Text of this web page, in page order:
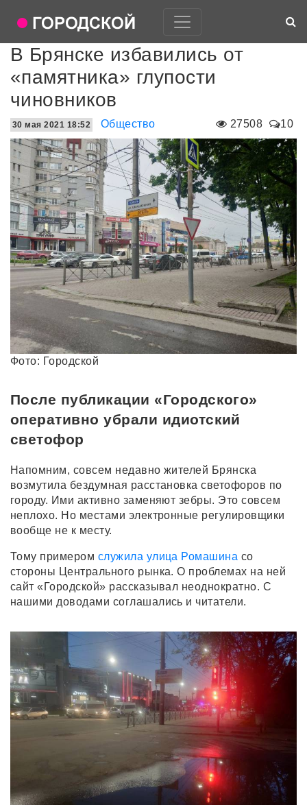
В Брянске избавились от
«памятника» глупости
чиновников
27508 10
30 мая 2021 18:52 Общество
Фото: Городской
После публикации «Городского»
оперативно убрали идиотский
светофор
Напомним, совсем недавно жителей Брянска
возмутила бездумная расстановка светофоров по
городу. Ими активно заменяют зебры. Это совсем
неплохо. Но местами электронные регулировщики
вообще не к месту.
Тому примером служила улица Ромашина со
стороны Центрального рынка. О проблемах на ней
сайт «Городской» рассказывал неоднократно. С
нашими доводами соглашались и читатели.